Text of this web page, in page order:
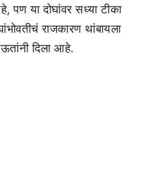
पण या दोघांवर सध्या टीका
राजकारण थांबायला
दिला आहे.